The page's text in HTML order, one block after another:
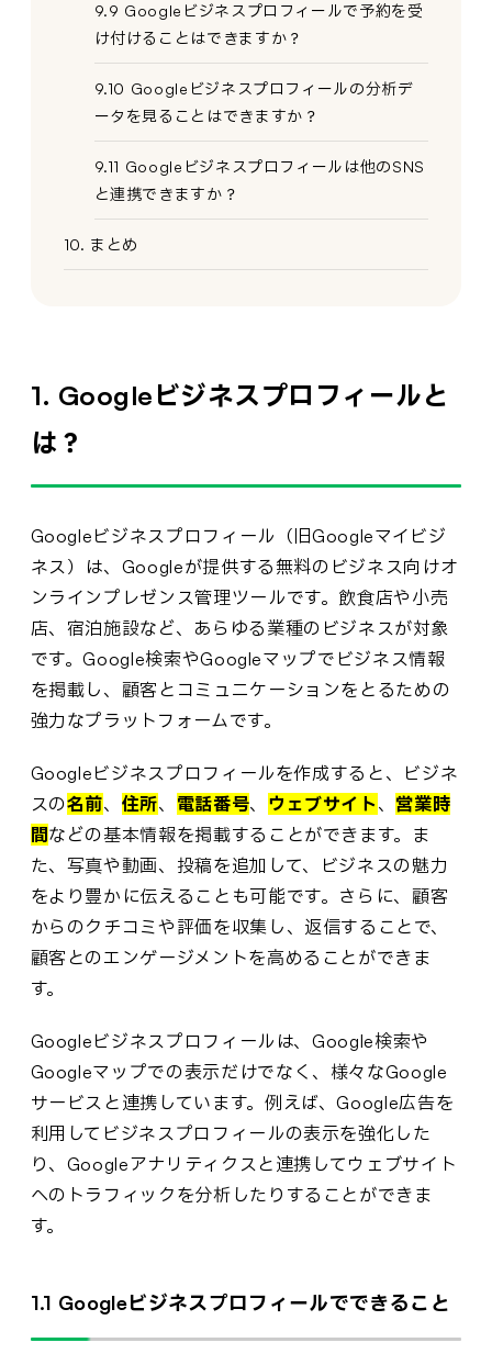
9.9 Googleビジネスプロフィールで予約を受
け付けることはできますか？
9.10 Googleビジネスプロフィールの分析デ
ータを見ることはできますか？
9.11 Googleビジネスプロフィールは他のSNS
と連携できますか？
10. まとめ
1. Googleビジネスプロフィールと
は？
Googleビジネスプロフィール（旧Googleマイビジ
ネス）は、Googleが提供する無料のビジネス向けオ
ンラインプレゼンス管理ツールです。飲食店や小売
店、宿泊施設など、あらゆる業種のビジネスが対象
です。Google検索やGoogleマップでビジネス情報
を掲載し、顧客とコミュニケーションをとるための
強力なプラットフォームです。
Googleビジネスプロフィールを作成すると、ビジネ
スの名前、 住所、 電話番号、 ウェブサイト、 営業時
間などの基本情報を掲載することができます。ま
た、写真や動画、投稿を追加して、ビジネスの魅力
をより豊かに伝えることも可能です。さらに、顧客
からのクチコミや評価を収集し、返信することで、
顧客とのエンゲージメントを高めることができま
す。
Googleビジネスプロフィールは、Google検索や
Googleマップでの表示だけでなく、様々なGoogle
サービスと連携しています。例えば、Google広告を
利用してビジネスプロフィールの表示を強化した
り、Googleアナリティクスと連携してウェブサイト
へのトラフィックを分析したりすることができま
す。
1.1 Googleビジネスプロフィールでできること